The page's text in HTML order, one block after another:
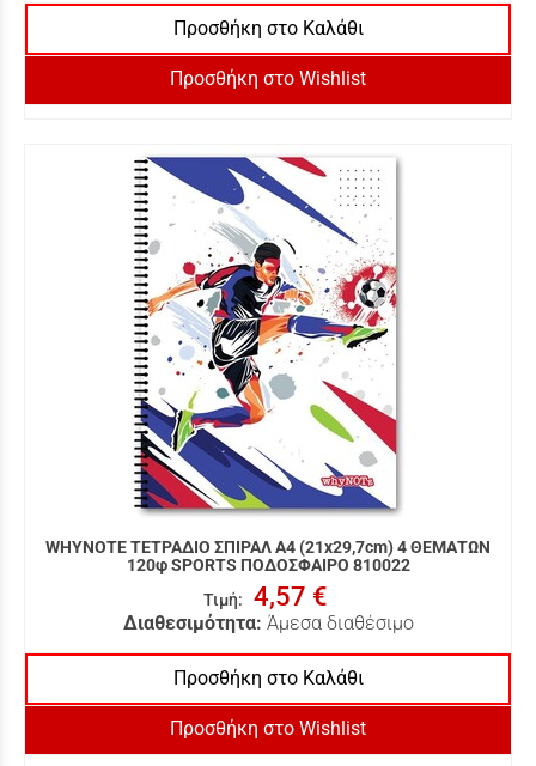
Προσθήκη στο Καλάθι
Προσθήκη στο Wishlist
WHYNOTE ΤΕΤΡΑΔΙΟ ΣΠΙΡΑΛ Α4 (21x29,7cm) 4 ΘΕΜΑΤΩΝ
120φ SPORTS ΠΟΔΟΣΦΑΙΡΟ 810022
Τιμή: 4,57 €
Διαθεσιμότητα: Άμεσα διαθέσιμο
Προσθήκη στο Καλάθι
Προσθήκη στο Wishlist